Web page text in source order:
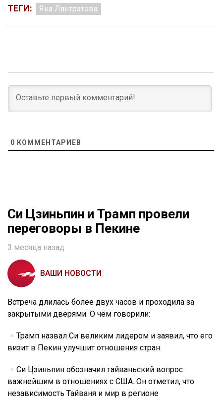
ТЕГИ: Яна Лантратова
0 КОММЕНТАРИЕВ
Си Цзиньпин и Трамп провели
переговоры в Пекине
3 месяца назад
ВАШИ НОВОСТИ
Встреча длилась более двух часов и проходила за
закрытыми дверями. О чём говорили:
Трамп назвал Си великим лидером и заявил, что его
визит в Пекин улучшит отношения стран.
Си Цзиньпин обозначил тайваньский вопрос
важнейшим в отношениях с США. Он отметил, что
независимость Тайваня и мир в регионе